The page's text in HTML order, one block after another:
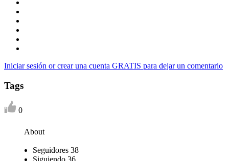
Iniciar sesión or crear una cuenta GRATIS para dejar un comentario
Tags
0
About
Seguidores 38